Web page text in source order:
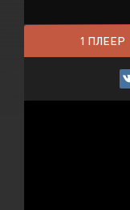
Регистрация1 ПЛЕЕР